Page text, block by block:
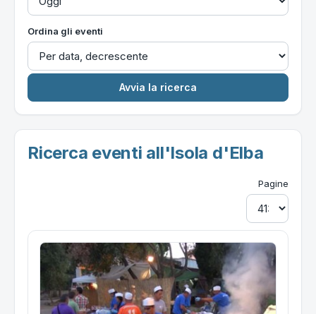
Ordina gli eventi
Ricerca eventi all'Isola d'Elba
Pagine